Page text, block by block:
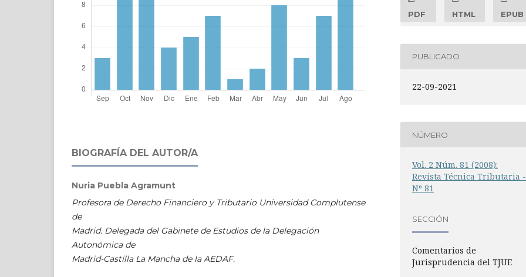
BIOGRAFÍA DEL AUTOR/A
Nuria Puebla Agramunt
Profesora de Derecho Financiero y Tributario Universidad Complutense
de
Madrid. Delegada del Gabinete de Estudios de la Delegación
Autonómica de
Madrid-Castilla La Mancha de la AEDAF.
PDF HTML EPUB
PUBLICADO
22-09-2021
NÚMERO
Vol. 2 Núm. 81 (2008):
Revista Técnica Tributaria -
Nº 81
SECCIÓN
Comentarios de
Jurisprudencia del TJUE